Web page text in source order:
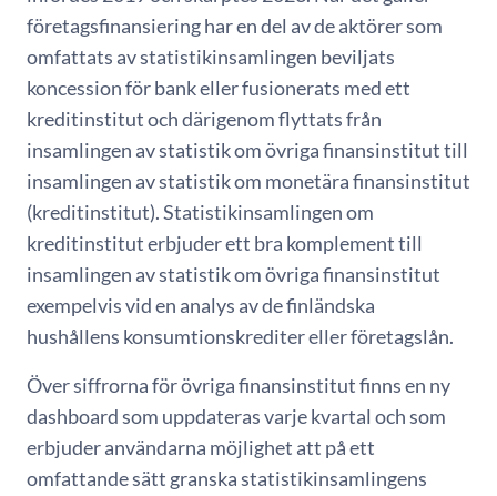
företagsfinansiering har en del av de aktörer som
omfattats av statistikinsamlingen beviljats
koncession för bank eller fusionerats med ett
kreditinstitut och därigenom flyttats från
insamlingen av statistik om övriga finansinstitut till
insamlingen av statistik om monetära finansinstitut
(kreditinstitut). Statistikinsamlingen om
kreditinstitut erbjuder ett bra komplement till
insamlingen av statistik om övriga finansinstitut
exempelvis vid en analys av de finländska
hushållens konsumtionskrediter eller företagslån.
Över siffrorna för övriga finansinstitut finns en ny
dashboard som uppdateras varje kvartal och som
erbjuder användarna möjlighet att på ett
omfattande sätt granska statistikinsamlingens